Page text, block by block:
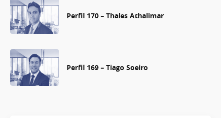
Perfil 170 – Thales Athalimar
Perfil 169 – Tiago Soeiro